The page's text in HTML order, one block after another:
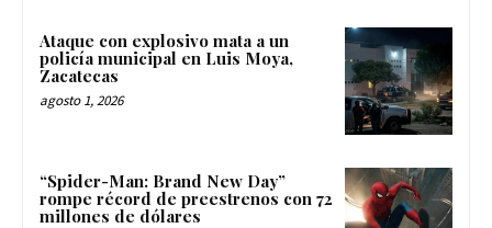
Ataque con explosivo mata a un
policía municipal en Luis Moya,
Zacatecas
agosto 1, 2026
“Spider-Man: Brand New Day”
rompe récord de preestrenos con 72
millones de dólares